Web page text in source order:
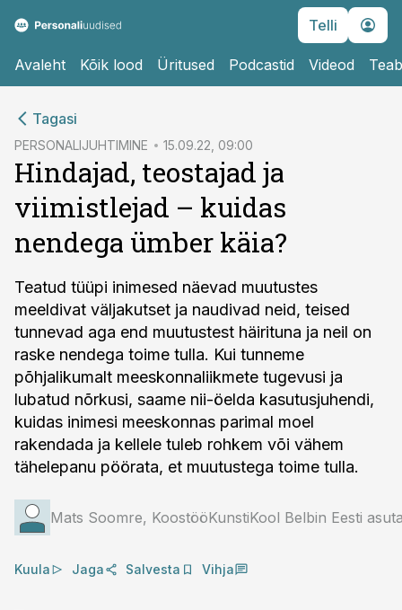
Telli
Avaleht Kõik lood Üritused Podcastid Videod
Tagasi
PERSONALIJUHTIMINE 15.09.22, 09:00
Hindajad, teostajad ja
viimistlejad – kuidas
nendega ümber käia?
Teatud tüüpi inimesed näevad muutustes
meeldivat väljakutset ja naudivad neid, teised
tunnevad aga end muutustest häirituna ja neil on
raske nendega toime tulla. Kui tunneme
põhjalikumalt meeskonnaliikmete tugevusi ja
lubatud nõrkusi, saame nii-öelda kasutusjuhendi,
kuidas inimesi meeskonnas parimal moel
rakendada ja kellele tuleb rohkem või vähem
tähelepanu pöörata, et muutustega toime tulla.
Mats Soomre, KoostööKunstiKool Belbin Eesti
Kuula Jaga Salvesta Vihja